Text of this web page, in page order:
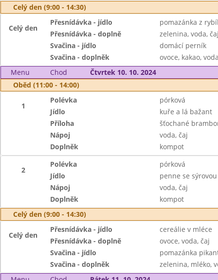
Celý den (9:00 - 14:30)
Celý den
Přesnídávka - jídlo
pomazánka z
Přesnídávka - doplně
zelenina, voda,
Svačina - jídlo
domácí perník
Svačina - doplněk
ovoce, kakao,
Menu
Chod
Čtvrtek 10. 10. 2024
Oběd (11:00 - 14:00)
1
Polévka
pórková
Jídlo
kuře a lá bažant
Příloha
šťochané
Nápoj
voda, čaj
Doplněk
kompot
2
Polévka
pórková
Jídlo
penne se
Nápoj
voda, čaj
Doplněk
kompot
Celý den (9:00 - 14:30)
Celý den
Přesnídávka - jídlo
cereálie v mléce
Přesnídávka - doplně
ovoce, voda, čaj
Svačina - jídlo
pomazánka
Svačina - doplněk
zelenina, mléko,